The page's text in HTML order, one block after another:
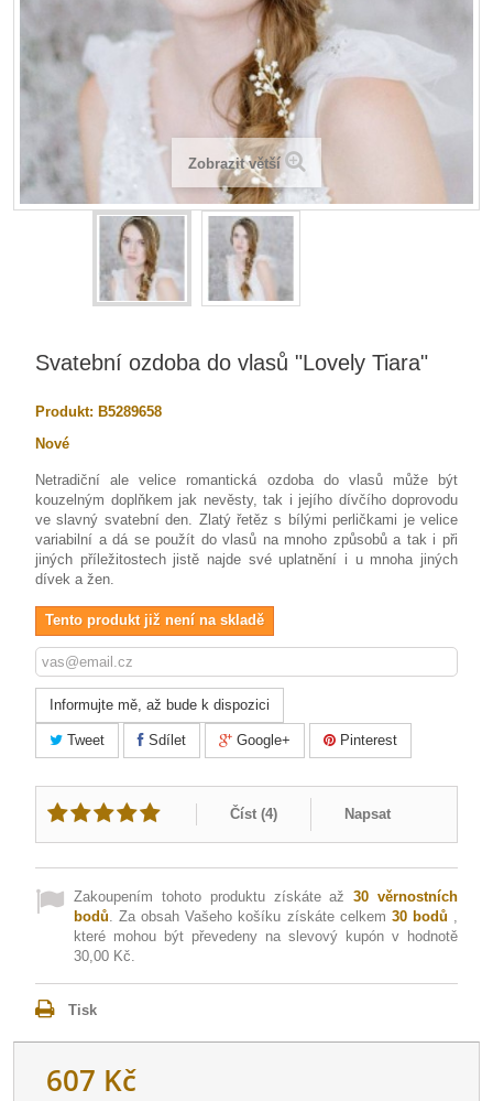
Zobrazit větší
Svatební ozdoba do vlasů "Lovely Tiara"
Produkt: B5289658
Nové
Netradiční ale velice romantická ozdoba do vlasů může být
kouzelným doplňkem jak nevěsty, tak i jejího dívčího doprovodu
ve slavný svatební den. Zlatý řetěz s bílými perličkami je velice
variabilní a dá se použít do vlasů na mnoho způsobů a tak i při
jiných příležitostech jistě najde své uplatnění i u mnoha jiných
dívek a žen.
Tento produkt již není na skladě
Informujte mě, až bude k dispozici
Tweet Sdílet Google+ Pinterest
Číst (4) Napsat
Zakoupením tohoto produktu získáte až30 věrnostních
bodů. Za obsah Vašeho košíku získáte celkem 30bodů ,
které mohou být převedeny na slevový kupón v hodnotě
30,00 Kč.
Tisk
607 Kč